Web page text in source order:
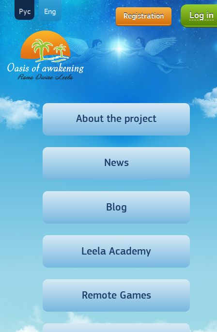
Registration Log in
Рус Eng
About the project
News
Blog
Leela Academy
Remote Games